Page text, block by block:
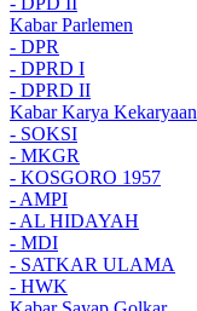
Kabar Parlemen
- DPR
- DPRD I
- DPRD II
Kabar Karya Kekaryaan
- SOKSI
- MKGR
- KOSGORO 1957
- AMPI
- AL HIDAYAH
- MDI
- SATKAR ULAMA
- HWK